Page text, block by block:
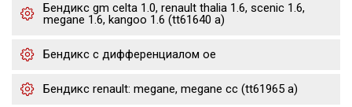
Бендикс gm celta 1.0, renault thalia 1.6, scenic 1.6,
megane 1.6, kangoo 1.6 (tt61640 a)
Бендикс с дифференциалом oe
Бендикс renault: megane, megane cc (tt61965 a)